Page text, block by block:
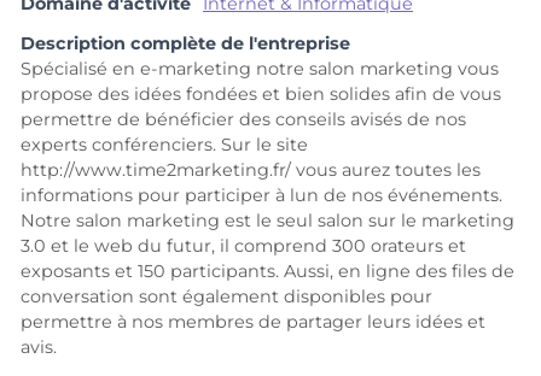
Description complète de l'entreprise
Spécialisé en e-marketing notre salon marketing vous
propose des idées fondées et bien solides afin de vous
permettre de bénéficier des conseils avisés de nos
experts conférenciers. Sur le site
http://www.time2marketing.fr/ vous aurez toutes les
informations pour participer à lun de nos événements.
Notre salon marketing est le seul salon sur le marketing
3.0 et le web du futur, il comprend 300 orateurs et
exposants et 150 participants. Aussi, en ligne des files de
conversation sont également disponibles pour
permettre à nos membres de partager leurs idées et
avis.